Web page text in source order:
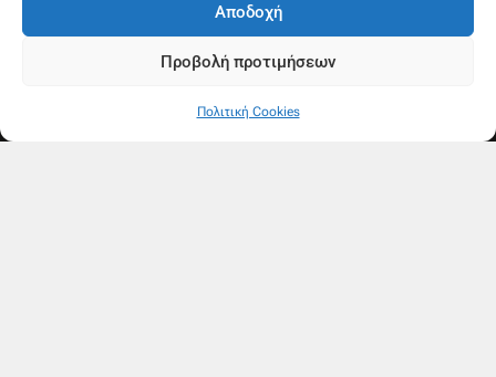
Αποδοχή
Προβολή προτιμήσεων
Πολιτική Cookies